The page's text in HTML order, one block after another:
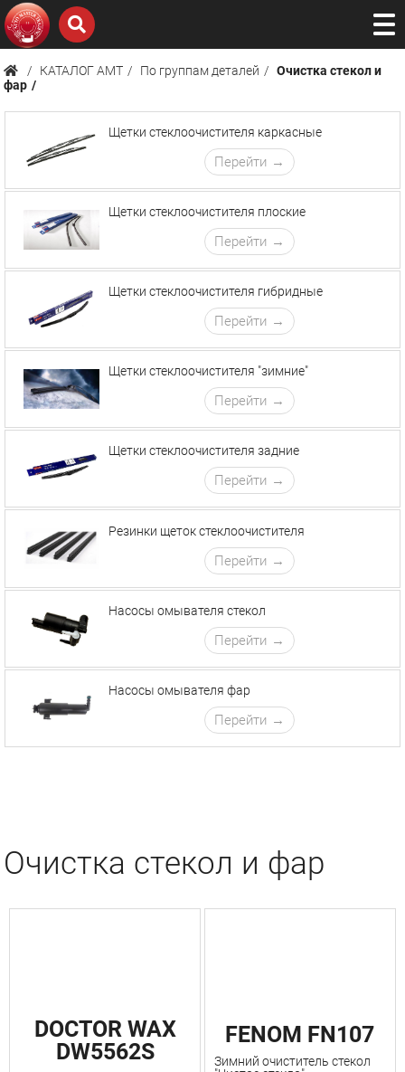
КАТАЛОГ AMТ По группам деталей
Очистка стекол и
фар
Щетки стеклоочистителя каркасные
Перейти
Щетки стеклоочистителя плоские
Перейти
Щетки стеклоочистителя гибридные
Перейти
Щетки стеклоочистителя "зимние"
Перейти
Щетки стеклоочистителя задние
Перейти
Резинки щеток стеклоочистителя
Перейти
Насосы омывателя стекол
Перейти
Насосы омывателя фар
Перейти
Очистка стекол и фар
DOCTOR WAX
DW5562S
FENOM FN107
Зимний очиститель стекол